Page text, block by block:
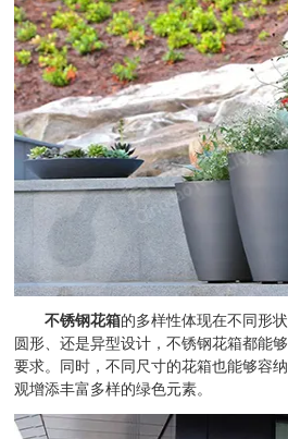
不锈钢花箱的多样性体现在不同形
圆形、还是异型设计，不锈钢花箱都能
要求。同时，不同尺寸的花箱也能够容
观增添丰富多样的绿色元素。